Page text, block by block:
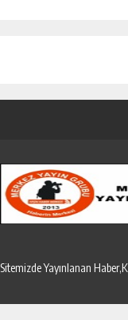
Sitemizde Yayınlanan